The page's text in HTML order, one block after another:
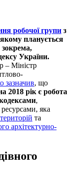
робочої групи з
планується
зокрема,
України.
– Міністр
зазначив, що
2018 рік є робота
,
яка
та
архітектурно-